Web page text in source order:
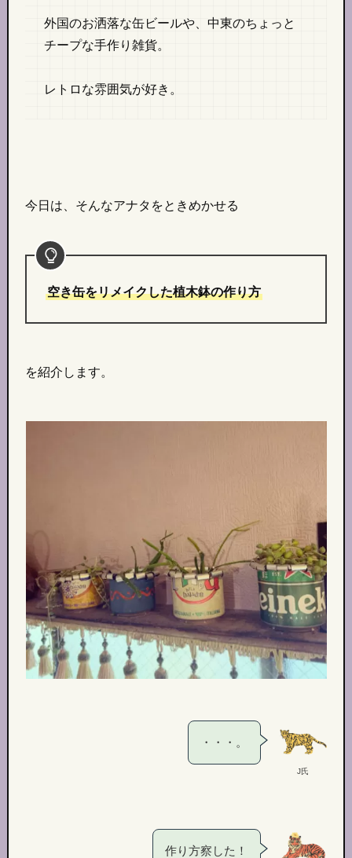
外国のお洒落な缶ビールや、中東のちょっと
チープな手作り雑貨。
レトロな雰囲気が好き。
今日は、そんなアナタをときめかせる
空き缶をリメイクした植木鉢の作り方
を紹介します。
J氏
・・・。
作り方察した！